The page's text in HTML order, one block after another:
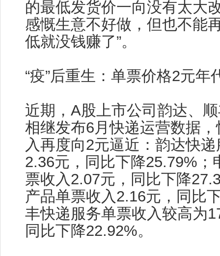
的最低发货价一向没有太大
感慨生意不好做，但也不能
低就没钱赚了”。
“疫”后重生：单票价格2元年
近期，A股上市公司韵达、
相继发布6月快递运营数据
入再度向2元逼近：韵达快
2.36元，同比下降25.79%；
票收入2.07元，同比下降
产品单票收入2.16元，同比
丰快递服务单票收入较高为
同比下降22.92%。